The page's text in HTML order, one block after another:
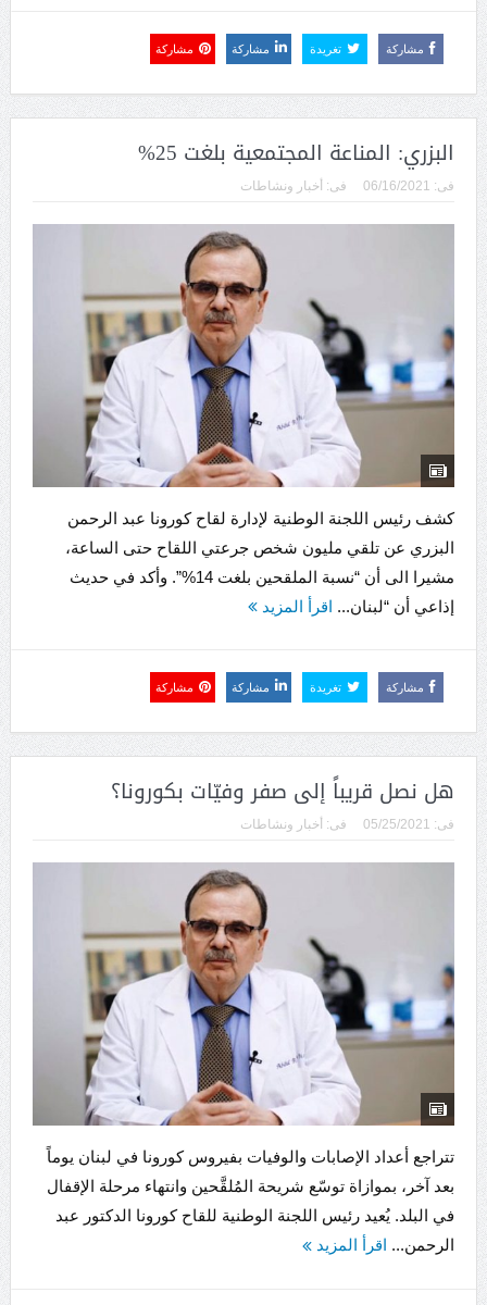
مشاركة تغريدة مشاركة مشاركة
البزري: المناعة المجتمعية بلغت 25%
فى: 06/16/2021 فى: أخبار ونشاطات
كشف رئيس اللجنة الوطنية لإدارة لقاح كورونا عبد الرحمن
البزري عن تلقي مليون شخص جرعتي اللقاح حتى الساعة،
مشيرا الى أن “نسبة الملقحين بلغت 14%”. وأكد في حديث
إذاعي أن “لبنان... اقرأ المزيد
مشاركة تغريدة مشاركة مشاركة
هل نصل قريباً إلى صفر وفيّات بكورونا؟
فى: 05/25/2021 فى: أخبار ونشاطات
تتراجع أعداد الإصابات والوفيات بفيروس كورونا في لبنان يوماً
بعد آخر، بموازاة توسّع شريحة المُلقَّحين وانتهاء مرحلة الإقفال
في البلد. يُعيد رئيس اللجنة الوطنية للقاح كورونا الدكتور عبد
الرحمن... اقرأ المزيد